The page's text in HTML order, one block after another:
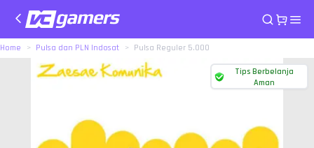
Home Pulsa dan PLN Indosat Pulsa Reguler 5.000
Tips Berbelanja
Aman